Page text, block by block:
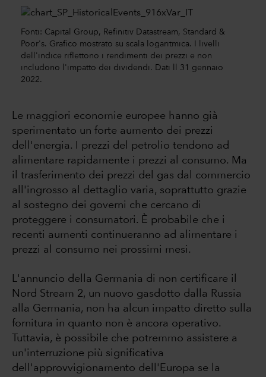
Fonti: Capital Group, Refinitiv Datastream, Standard &
Poor's. Grafico mostrato su scala logaritmica. I livelli
dell'indice riflettono i rendimenti dei prezzi e non
includono l'impatto dei dividendi. Dati ll 31 gennaio
2022.
Le maggiori economie europee hanno già
sperimentato un forte aumento dei prezzi
dell'energia. I prezzi del petrolio tendono ad
alimentare rapidamente i prezzi al consumo. Ma
il trasferimento dei prezzi del gas dal commercio
all'ingrosso al dettaglio varia, soprattutto grazie
al sostegno dei governi che cercano di
proteggere i consumatori. È probabile che i
recenti aumenti continueranno ad alimentare i
prezzi al consumo nei prossimi mesi.
L'annuncio della Germania di non certificare il
Nord Stream 2, un nuovo gasdotto dalla Russia
alla Germania, non ha alcun impatto diretto sulla
fornitura in quanto non è ancora operativo.
Tuttavia, è possibile che potremmo assistere a
un'interruzione più significativa
dell'approvvigionamento dell'Europa se la